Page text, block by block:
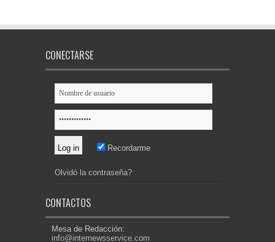
CONECTARSE
Recordarme
Olvidó la contraseña?
CONTACTOS
Mesa de Redacción:
info@internewsservice.com